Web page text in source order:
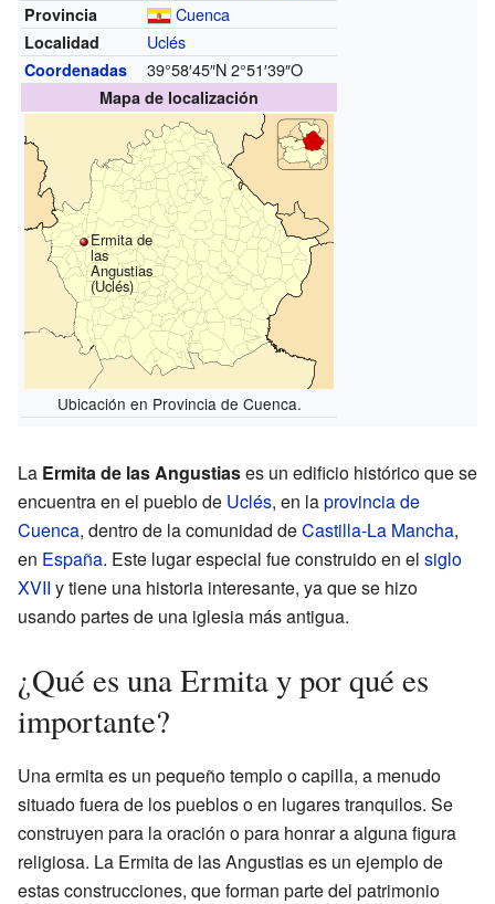
Provincia Cuenca
Localidad Uclés
Coordenadas 39°58′45″N2°51′39″O
Mapa de localización
Ermita de
las
Angustias
(Uclés)
Ubicación en Provincia de Cuenca.
La Ermita de las Angustiases un edificio histórico que se
encuentra en el pueblo de Uclés, en laprovincia de
Cuenca, dentro de la comunidad deCastilla-La Mancha,
en España. Este lugar especial fue construido en el siglo
XVII y tiene una historia interesante, ya que se hizo
usando partes de una iglesia más antigua.
¿Qué es una Ermita y por qué es
importante?
Una ermita es un pequeño templo o capilla, a menudo
situado fuera de los pueblos o en lugares tranquilos. Se
construyen para la oración o para honrar a alguna figura
religiosa. La Ermita de las Angustias es un ejemplo de
estas construcciones, que forman parte del patrimonio